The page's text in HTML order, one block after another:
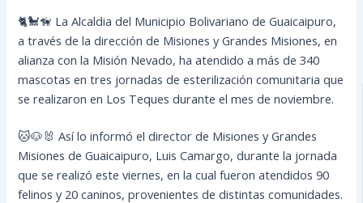
🐈🐩🦮 La Alcaldia del Municipio Bolivariano de Guaicaipuro,
a través de la dirección de Misiones y Grandes Misiones, en
alianza con la Misión Nevado, ha atendido a más de 340
mascotas en tres jornadas de esterilización comunitaria que
se realizaron en Los Teques durante el mes de noviembre.
🐱🐶🐰 Así lo informó el director de Misiones y Grandes
Misiones de Guaicaipuro, Luis Camargo, durante la jornada
que se realizó este viernes, en la cual fueron atendidos 90
felinos y 20 caninos, provenientes de distintas comunidades.